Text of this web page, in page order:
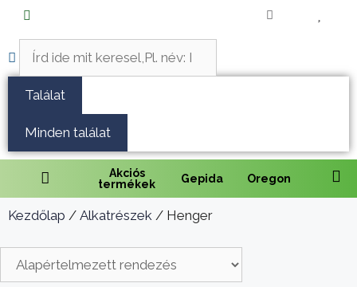
Fűnyírás
Vágás és fűrészelés
Akkumulátoros termékek
Talajápolás és tisztítás
Alkatrészek
Védőfelszerelés
Találat
Minden találat
Akciós
termékek
Gepida Oregon
Kezdőlap / Alkatrészek / Henger